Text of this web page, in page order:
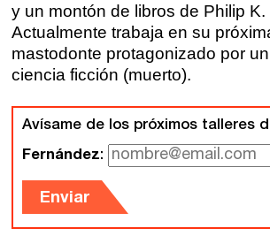
Bilbao
Vitoria
Zaragoza
Santander
Gijón
Curso integral de narrativa
Máster de creación poética
fuentetaja
Quiénes somos
Nuestra filosofía
y un montón de libros de Philip K.
Actualmente trabaja en su
mastodonte protagonizado por
ciencia ficción (muerto).
Avísame de los próximos talleres
Fernández:
Enviar